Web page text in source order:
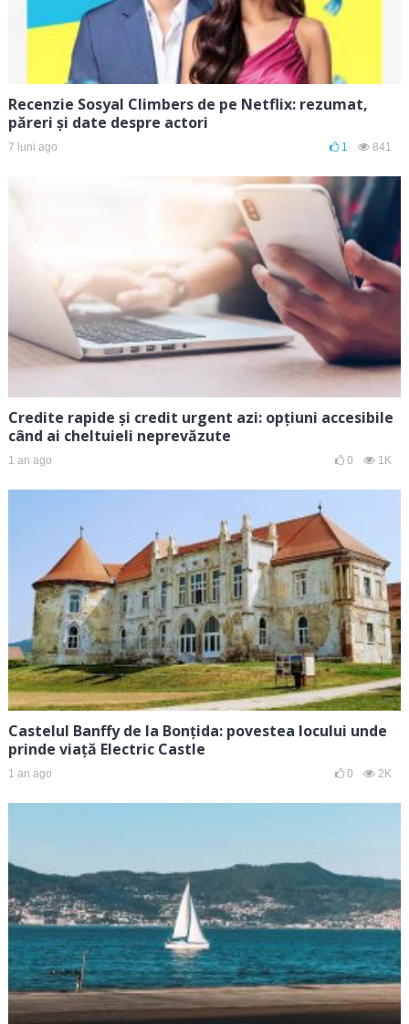
Recenzie Sosyal Climbers de pe Netflix: rezumat,
păreri și date despre actori
7 luni ago 1 841
Credite rapide și credit urgent azi: opțiuni accesibile
când ai cheltuieli neprevăzute
1 an ago 0 1K
Castelul Banffy de la Bonțida: povestea locului unde
prinde viață Electric Castle
1 an ago 0 2K